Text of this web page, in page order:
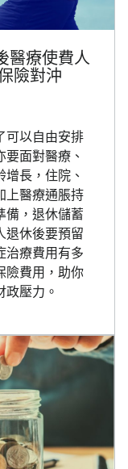
醫療使費人
險對沖
可以自由安排
面對醫療、
長，住院、
上醫療通脹持
備，退休儲蓄
退休後要預留
治療費用有多
險費用，助你
政壓力。